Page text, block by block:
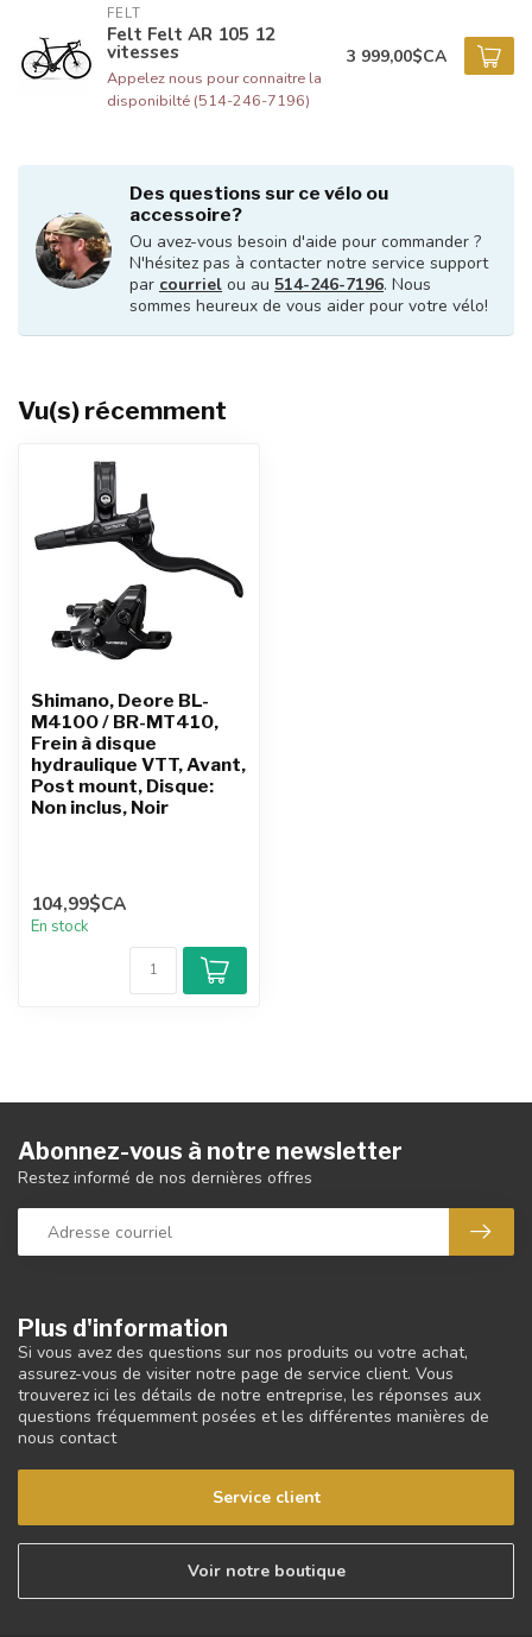
FELT
Felt Felt AR 105 12
vitesses
Appelez nous pour connaitre la
disponibilté (514-246-7196)
3 999,00$CA
Des questions sur ce vélo ou
accessoire?
Ou avez-vous besoin d'aide pour commander ?
N'hésitez pas à contacter notre service support
par courriel ou au 514-246-7196. Nous
sommes heureux de vous aider pour votre vélo!
Vu(s) récemment
Shimano, Deore BL-
M4100 / BR-MT410,
Frein à disque
hydraulique VTT, Avant,
Post mount, Disque:
Non inclus, Noir
104,99$CA
En stock
Plus d'information
Si vous avez des questions sur nos produits ou votre achat,
assurez-vous de visiter notre page de service client. Vous
trouverez ici les détails de notre entreprise, les réponses aux
questions fréquemment posées et les différentes manières de
nous contact
Service client
Voir notre boutique
Abonnez-vous à notre newsletter
Restez informé de nos dernières offres